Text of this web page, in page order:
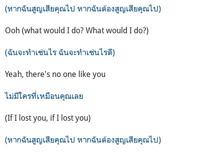
(หากฉันสูญเสียคุณไป หากฉันต้องสูญเสียคุณไป)
Ooh (what would I do? What would I do?)
(ฉันจะทำเช่นไร ฉันจะทำเช่นไรดี)
Yeah, there's no one like you
ไม่มีใครที่เหมือนคุณเลย
(If I lost you, if I lost you)
(หากฉันสูญเสียคุณไป หากฉันต้องสูญเสียคุณไป)